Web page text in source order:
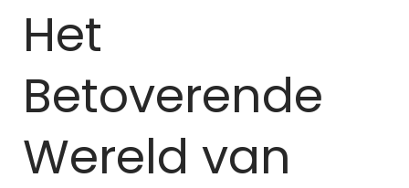
Het
Betoverende
Wereld van